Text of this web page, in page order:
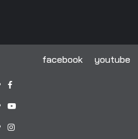
facebook youtube
facebook
youtube
instagram